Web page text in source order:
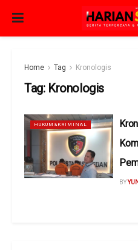
Home Tag Kronologis
Tag: Kronologis
HUKUM&KRIMINAL
BY